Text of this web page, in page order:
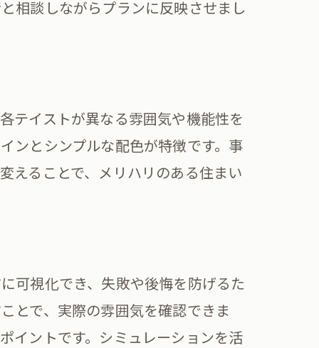
相談しながらプランに反映させまし
テイストが異なる雰囲気や機能性を
ンとシンプルな配色が特徴です。事
えることで、メリハリのある住まい
可視化でき、失敗や後悔を防げるた
とで、実際の雰囲気を確認できま
イントです。シミュレーションを活